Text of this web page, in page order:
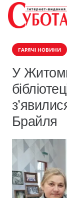
ГАРЯЧІ НОВИНИ
У
Брайля